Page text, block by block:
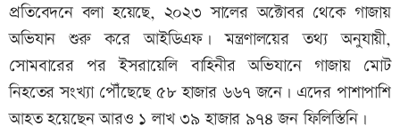
প্রতিবেদনে বলা হয়েছে, ২০২৩ সালের অক্টোবর থেকে গাজায়
অভিযান শুরু করে আইডিএফ। মন্ত্রণালয়ের তথ্য অনুযায়ী,
সোমবারের পর ইসরায়েলি বাহিনীর অভিযানে গাজায় মোট
নিহতের সংখ্যা পৌঁছেছে ৫৮ হাজার ৬৬৭ জনে। এদের পাশাপাশি
আহত হয়েছেন আরও ১ লাখ ৩৯ হাজার ৯৭৪ জন ফিলিস্তিনি।